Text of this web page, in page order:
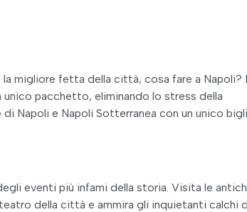
migliore fetta della città, cosa fare a Napoli?
pacchetto, eliminando lo stress della
Napoli e Napoli Sotterranea con un unico
eventi più infami della storia. Visita le
della città e ammira gli inquietanti calchi